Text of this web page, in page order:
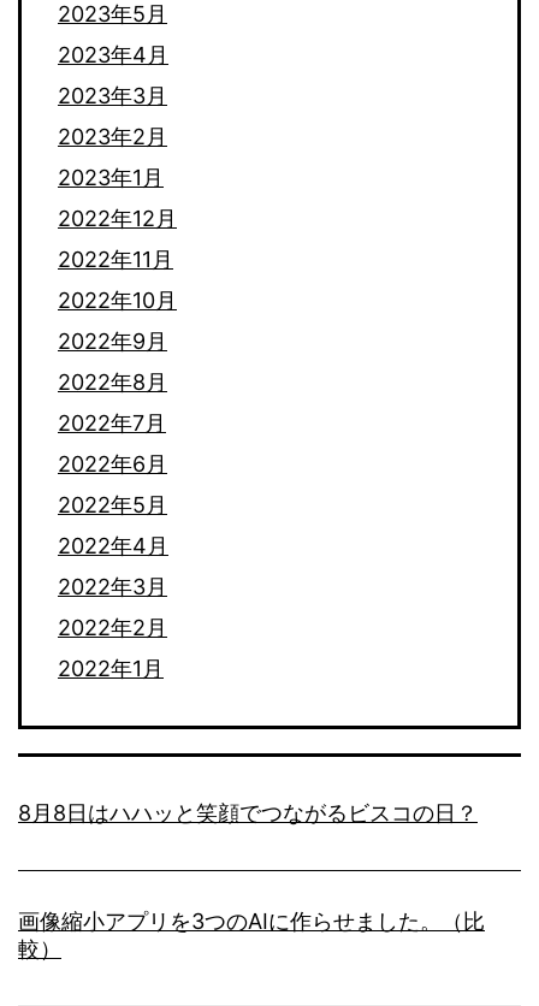
2023年5月
2023年4月
2023年3月
2023年2月
2023年1月
2022年12月
2022年11月
2022年10月
2022年9月
2022年8月
2022年7月
2022年6月
2022年5月
2022年4月
2022年3月
2022年2月
2022年1月
8月8日はハハッと笑顔でつながるビスコの日？
画像縮小アプリを3つのAIに作らせました。（比
較）